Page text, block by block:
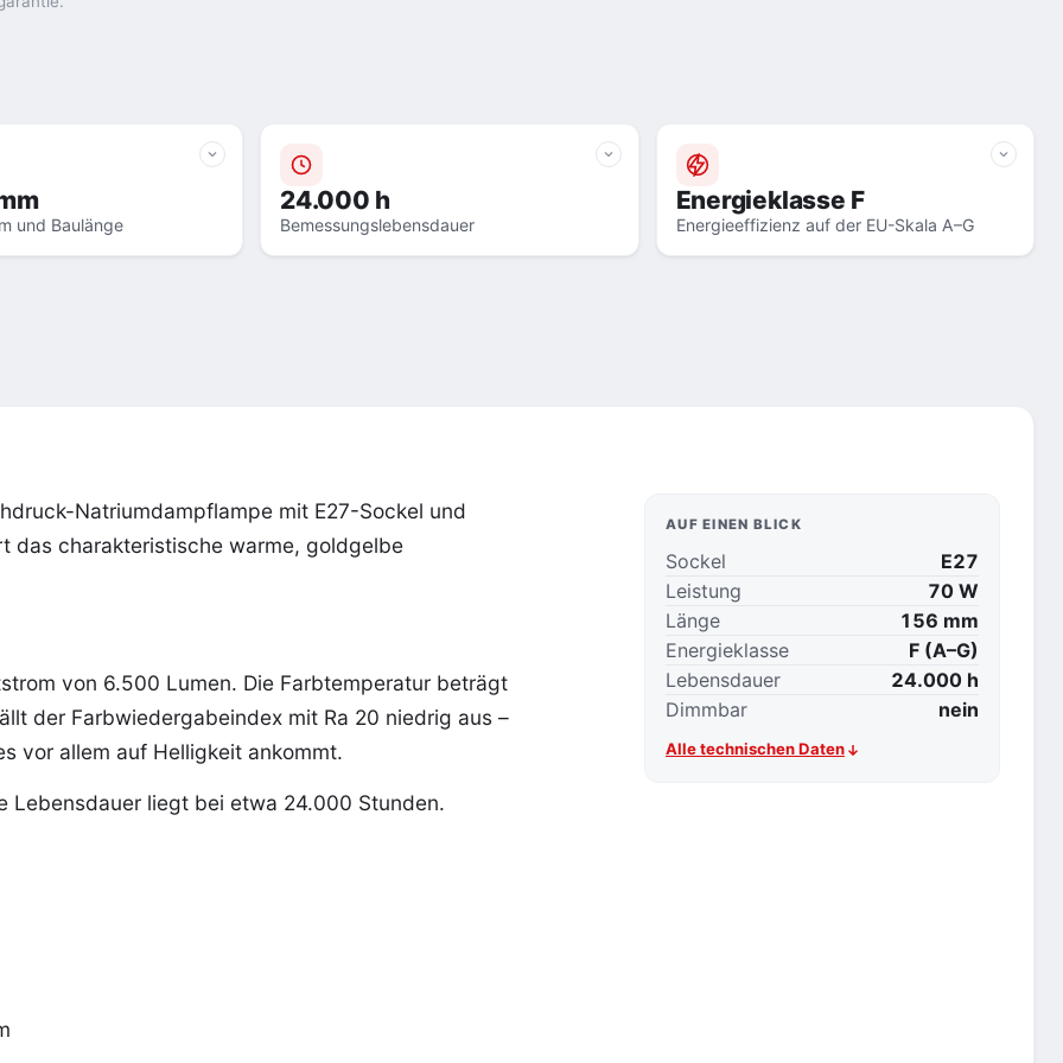
mm
und Baulänge
24.000 h
Bemessungslebensdauer
Energieklasse F
Energieeffizienz auf der EU-Skala A–G
Natriumdampflampe mit E27-Sockel und
das charakteristische warme, goldgelbe
von 6.500 Lumen. Die Farbtemperatur beträgt
der Farbwiedergabeindex mit Ra 20 niedrig aus –
vor allem auf Helligkeit ankommt.
Lebensdauer liegt bei etwa 24.000 Stunden.
AUF EINEN BLICK
Sockel
E27
Leistung
70 W
Länge
156 mm
Energieklasse
F (A–G)
Lebensdauer
24.000 h
Dimmbar
nein
Alle technischen Daten